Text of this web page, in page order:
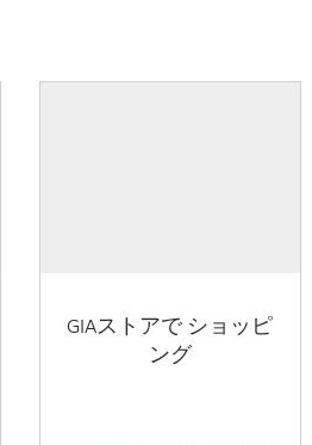
GIAストアで ショッピ
ング